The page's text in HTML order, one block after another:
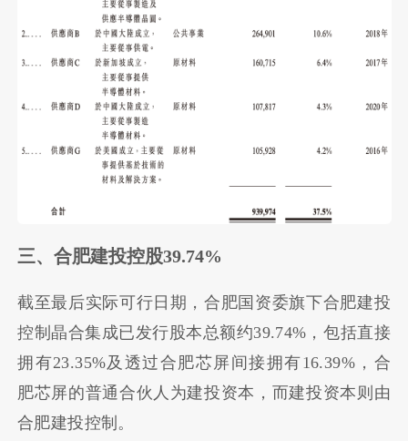
三、合肥建投控股39.74%
截至最后实际可行日期，合肥国资委旗下合肥建投
控制晶合集成已发行股本总额约39.74%，包括直接
拥有23.35%及透过合肥芯屏间接拥有16.39%，合
肥芯屏的普通合伙人为建投资本，而建投资本则由
合肥建投控制。